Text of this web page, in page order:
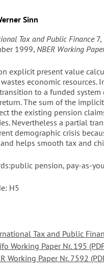
Sinn
Tax and Public Finance7,
1999, NBER Working
explicit present value
economic
to a funded
The sum of the
the existing pension
Nevertheless a partial
demographic crisis
helps smooth tax and
pension, pay-as-
H5
Tax and Public
Working Paper Nr. 195
Working Paper Nr. 7592